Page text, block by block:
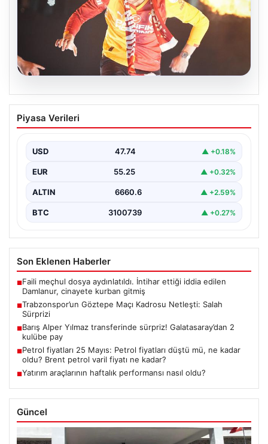
06.08.2026
Barış Alper Yılmaz transferinde sürpriz!
Galatasaray’dan 2 kulübe pay
Piyasa Verileri
USD 47.74 ▲ +0.18%
EUR 55.25 ▲ +0.32%
ALTIN 6660.6 ▲ +2.59%
BTC 3100739 ▲ +0.27%
Son Eklenen Haberler
■Faili meçhul dosya aydınlatıldı. İntihar ettiği iddia edilen
Damlanur, cinayete kurban gitmiş
■Trabzonspor’un Göztepe Maçı Kadrosu Netleşti: Salah
Sürprizi
■Barış Alper Yılmaz transferinde sürpriz! Galatasaray’dan 2
kulübe pay
■Petrol fiyatları 25 Mayıs: Petrol fiyatları düştü mü, ne kadar
oldu? Brent petrol varil fiyatı ne kadar?
■Yatırım araçlarının haftalık performansı nasıl oldu?
Güncel